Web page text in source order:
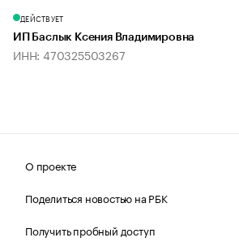
ДЕЙСТВУЕТ
ИП Баслык Ксения Владимировна
ИНН: 470325503267
О проекте
Поделиться новостью на РБК
Получить пробный доступ